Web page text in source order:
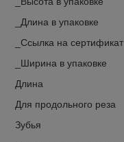
_Длина в упаковке
_Ссылка на сертификат
_Ширина в упаковке
Длина
Для продольного реза
Зубья